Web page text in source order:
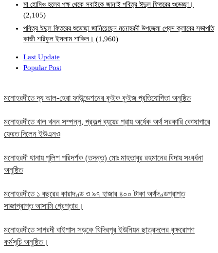
মা হোমিও হলের পক্ষ থেকে সবাইকে জানাই পবিত্র ঈদুল ফিতরের শুভেচ্ছা।
(2,105)
পবিত্র ঈদুল ফিতরের শুভেচ্ছা জানিয়েছেন মনোহরদী উপজেলা প্রেস ক্লাবের সভাপতি
কাজী শরিফুল ইসলাম শাকিল। (1,960)
Last Update
Popular Post
মনোহরদীতে দ্য আল-হেরা ফাউন্ডেশনের কুইক কুইজ প্রতিযোগিতা অনুষ্ঠিত
মনোহরদীতে খাল খনন সম্পন্ন, প্রকল্প ব্যয়ের প্রায় অর্ধেক অর্থ সরকারি কোষাগারে
ফেরত দিলেন ইউএনও
মনোহরদী থানায় পুলিশ পরিদর্শক (তদন্ত) মোঃ মাহতাবুর রহমানের বিদায় সংবর্ধনা
অনুষ্ঠিত
মনোহরদীতে ১ বছরের কারাদণ্ড ও ৯৭ হাজার ৪০০ টাকা অর্থদণ্ডপ্রাপ্ত
সাজাপ্রাপ্ত আসামি গ্রেপ্তার।
মনোহরদীতে সাগরদী বাইপাস সড়কে খিদিরপুর ইউনিয়ন ছাত্রদলের বৃক্ষরোপণ
কর্মসূচি অনুষ্ঠিত।